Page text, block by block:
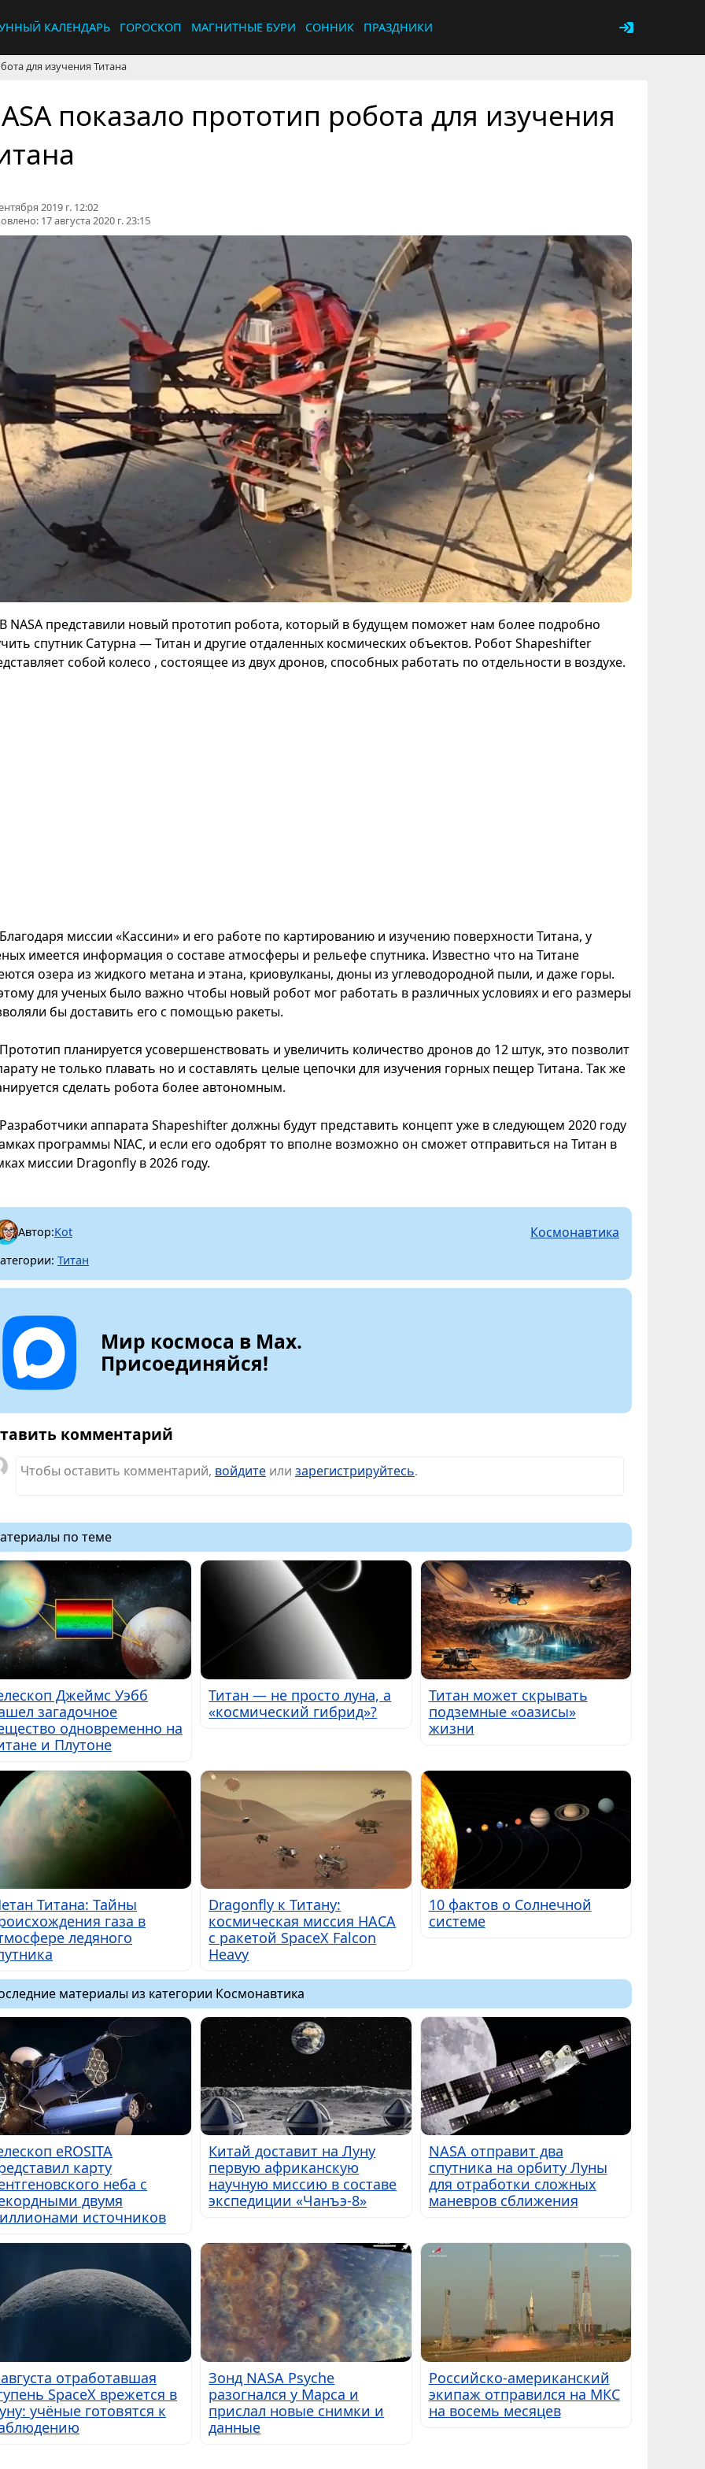
КАЛЕНДАРЬ ГОРОСКОП МАГНИТНЫЕ БУРИ СОННИК ПРАЗДНИКИ
для изучения Титана
показало прототип робота для изучения
2019 г. 12:02
17 августа 2020 г. 23:15
В NASA представили новый прототип робота, который в будущем поможет нам более подробно
спутник Сатурна — Титан и другие отдаленных космических объектов. Робот Shapeshifter
собой колесо , состоящее из двух дронов, способных работать по отдельности в воздухе.
Благодаря миссии «Кассини» и его работе по картированию и изучению поверхности Титана, у
имеется информация о составе атмосферы и рельефе спутника. Известно что на Титане
озера из жидкого метана и этана, криовулканы, дюны из углеводородной пыли, и даже горы.
для ученых было важно чтобы новый робот мог работать в различных условиях и его размеры
бы доставить его с помощью ракеты.
Прототип планируется усовершенствовать и увеличить количество дронов до 12 штук, это позволит
не только плавать но и составлять целые цепочки для изучения горных пещер Титана. Так же
сделать робота более автономным.
Разработчики аппарата Shapeshifter должны будут представить концепт уже в следующем 2020 году
программы NIAC, и если его одобрят то вполне возможно он сможет отправиться на Титан в
миссии Dragonfly в 2026 году.
Автор:Kot Космонавтика
Титан
Мир космоса в Max.
Присоединяйся!
комментарий
Чтобы оставить комментарий, войдите или зарегистрируйтесь.
по теме
Джеймс Уэбб
загадочное
одновременно на
и Плутоне
Титан — не просто луна, а
«космический гибрид»?
Титан может скрывать
подземные «оазисы»
жизни
Титана: Тайны
газа в
ледяного
Dragonfly к Титану:
космическая миссия НАСА
с ракетой SpaceX Falcon
Heavy
10 фактов о Солнечной
системе
материалы из категории Космонавтика
eROSITA
карту
неба с
двумя
источников
Китай доставит на Луну
первую африканскую
научную миссию в составе
экспедиции «Чанъэ-8»
NASA отправит два
спутника на орбиту Луны
для отработки сложных
маневров сближения
отработавшая
SpaceX врежется в
учёные готовятся к
Зонд NASA Psyche
разогнался у Марса и
прислал новые снимки и
данные
Российско-американский
экипаж отправился на МКС
на восемь месяцев